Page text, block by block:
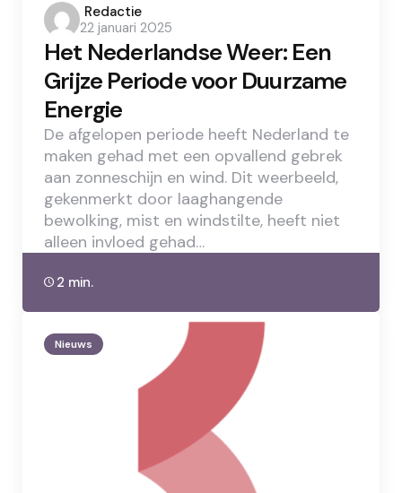
Posted
by
Redactie
22 januari 2025
Het Nederlandse Weer: Een
Grijze Periode voor Duurzame
Energie
De afgelopen periode heeft Nederland te
maken gehad met een opvallend gebrek
aan zonneschijn en wind. Dit weerbeeld,
gekenmerkt door laaghangende
bewolking, mist en windstilte, heeft niet
alleen invloed gehad…
2 min.
Nieuws